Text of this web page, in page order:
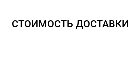
СТОИМОСТЬ ДОСТАВКИ